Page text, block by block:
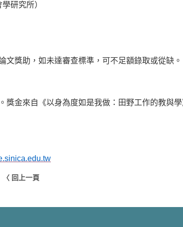
研究所）
獎助，如未達審查標準，可不足額錄取或從缺。
金來自《以身為度如是我做：田野工作的教與學
〈 回上一頁